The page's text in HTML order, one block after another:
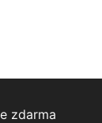
zdarma